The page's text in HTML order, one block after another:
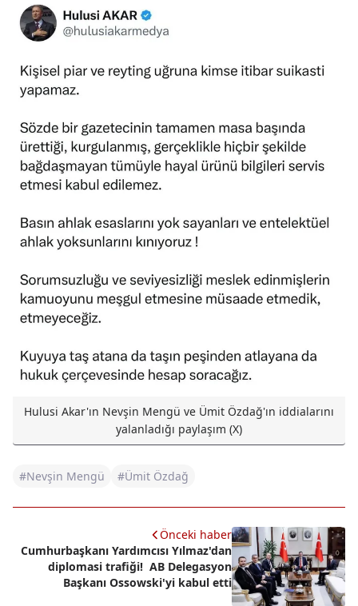
Hulusi Akar'ın Nevşin Mengü ve Ümit Özdağ'ın iddialarını
yalanladığı paylaşım (X)
#Nevşin Mengü #Ümit Özdağ
Önceki haber
Cumhurbaşkanı Yardımcısı Yılmaz'dan
diplomasi trafiği! AB Delegasyon
Başkanı Ossowski'yi kabul etti